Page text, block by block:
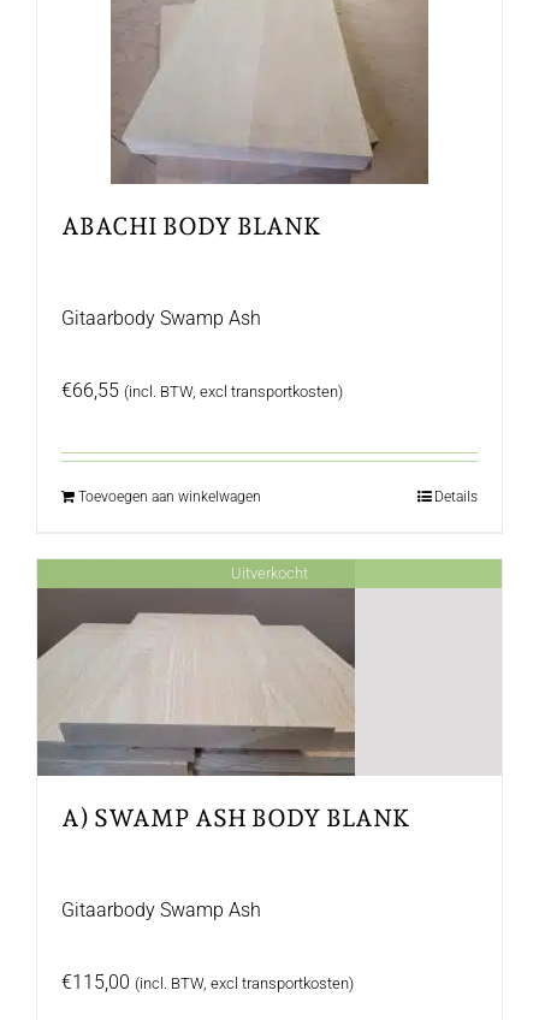
ABACHI BODY BLANK
Gitaarbody Swamp Ash
€66,55 (incl. BTW, excl transportkosten)
Toevoegen aan winkelwagen Details
Uitverkocht
A) SWAMP ASH BODY BLANK
Gitaarbody Swamp Ash
€115,00 (incl. BTW, excl transportkosten)